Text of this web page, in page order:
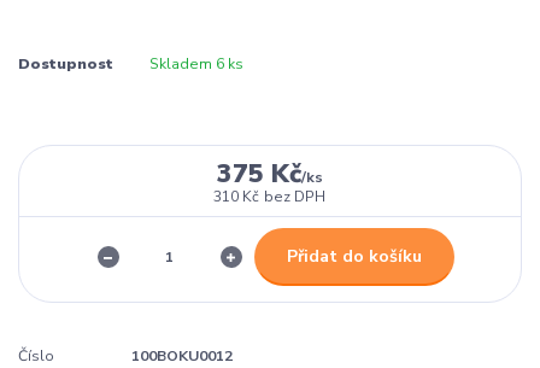
Dostupnost Skladem 6 ks
375 Kč/ks
310 Kč bez DPH
Přidat do košíku
Číslo
100BOKU0012